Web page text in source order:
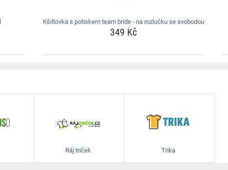
Kšiltovka s potiskem team bride - na rozlučku se svobodou
349 Kč
Ráj triček Trika